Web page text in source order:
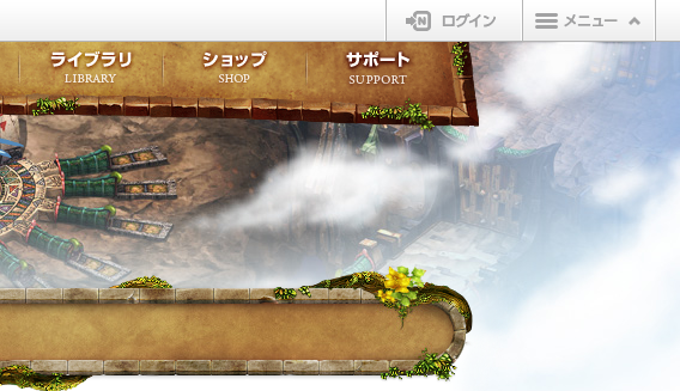
ログイン
テイルズウィーバー
コミュニティ
コミュニティポイントライブラリ
LINEスタンプ
ショップ
販売アイテム
ビューティーショップ
オープンマーケットサポート
不具合対応状況
アンケート